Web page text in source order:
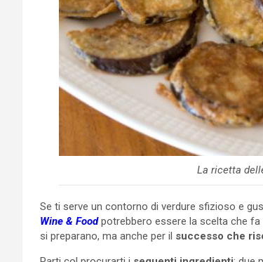
La ricetta
Se ti serve un contorno di verdure sfizioso e
Wine & Foodpotrebbero essere la scelta che
si preparano, ma anche per il successo che